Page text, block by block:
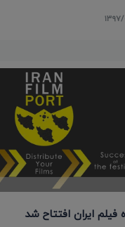
۲۱
فیلم ایران افتتاح شد